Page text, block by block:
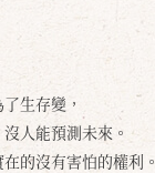
生存變，
人能預測未來。
的沒有害怕的權利。